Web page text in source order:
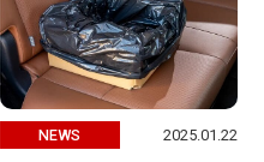
NEWS 2025.01.22